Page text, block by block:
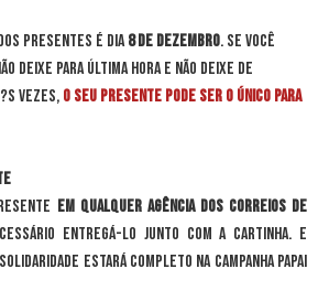
presentes é dia8 de dezembro. Se você
deixe para última hora e não deixe de
vezes, o seu presente pode ser o único para
em qualquer agência dos Correios de
entregá-lo junto com a cartinha. E
estará completo na campanha Papai